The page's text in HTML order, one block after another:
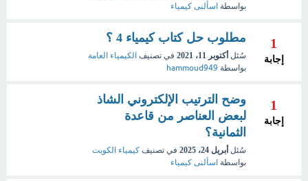
بواسطة اسألنى كيمياء
1
إجابة
مطلوب حل كتاب كيمياء 4 ؟
سُئل أكتوبر 11، 2021 في تصنيف الكيمياء العامة
بواسطة hammoud949
1
إجابة
وضح الترتيب الإلكتروني الشاذ
لبعض العناصر من قاعدة
الثمانية؟
سُئل أبريل 24، 2025 في تصنيف كيمياء الكويت
بواسطة اسألنى كيمياء